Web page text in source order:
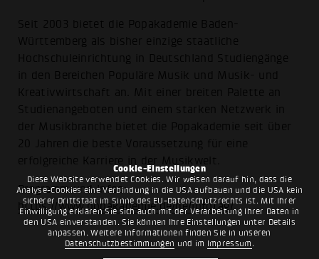
Cookie-Einstellungen
Diese Website verwendet Cookies. Wir weisen darauf hin, dass die
Analyse-Cookies eine Verbindung in die USA aufbauen und die USA kein
sicherer Drittstaat im Sinne des EU-Datenschutzrechts ist. Mit Ihrer
Einwilligung erklären Sie sich auch mit der Verarbeitung Ihrer Daten in
den USA einverstanden. Sie können Ihre Einstellungen unter Details
anpassen. Weitere Informationen finden Sie in unseren
Datenschutzbestimmungen und im Impressum .
Seit 2003 bietet die Popakademie Baden-
Württemberg als bisher einzige staatliche
Hochschuleinrichtung in Deutschland Studiengänge
in den Bereichen Populäre Musik und Musik- und
Kreativwirtschaft an. Mit einer breiten Palette an
Studienangeboten und einem starken Netzwerk in
der Musikbranche bietet die Popakademie seit über
20 Jahren die beste Voraussetzung für eine
erfolgreiche Karriere in der Musikwelt.
Programm und Infos:
https://www.popakademie.de/de/infotag/